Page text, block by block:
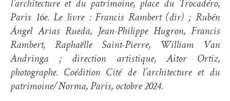
l’architecture et du patrimoine, place du Trocadéro,
Paris 16e. Le livre : Francis Rambert (dir) ; Rubén
Ángel Arias Rueda, Jean-Philippe Hugron, Francis
Rambert, Raphaëlle Saint-Pierre, William Van
Andringa ; direction artistique, Aitor Ortiz,
photographe. Coédition Cité de l’architecture et du
patrimoine/Norma, Paris, octobre 2024.